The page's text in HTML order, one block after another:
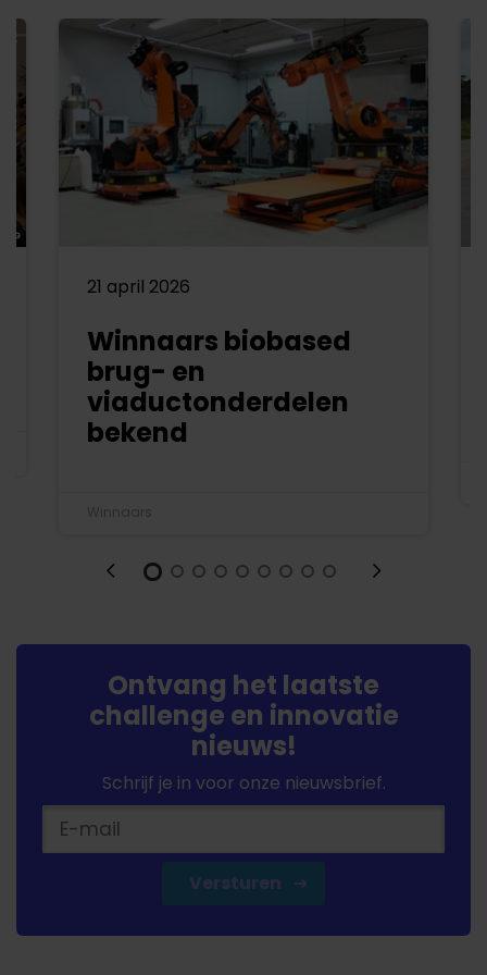
21 april 2026
Winnaars biobased
brug- en
viaductonderdelen
bekend
Winnaars
Ontvang het laatste
challenge en innovatie
nieuws!
Schrijf je in voor onze nieuwsbrief.
Versturen